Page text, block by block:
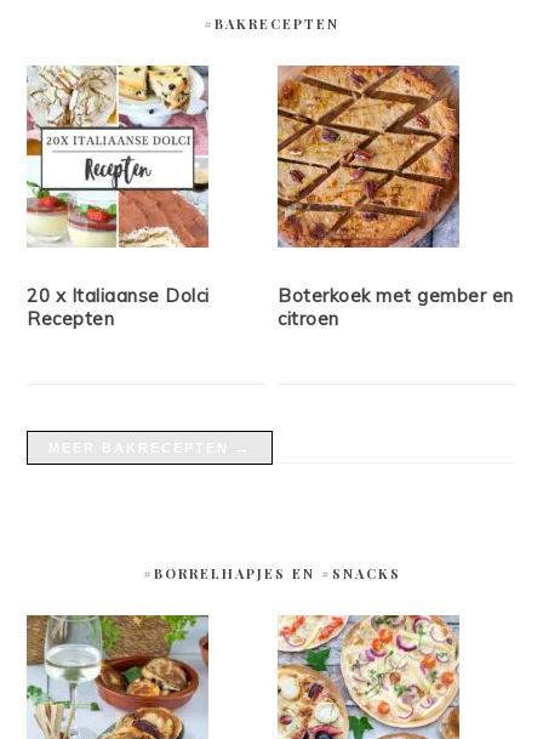
#BAKRECEPTEN
20 x Italiaanse Dolci
Recepten
Boterkoek met gember en
citroen
#BORRELHAPJES EN #SNACKS